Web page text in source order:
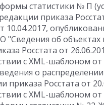
статистики № П
приказа
об объектах
Росстата от
с XML-шаблоном от
о
приказа Росстата от
с XML-шаблоном от